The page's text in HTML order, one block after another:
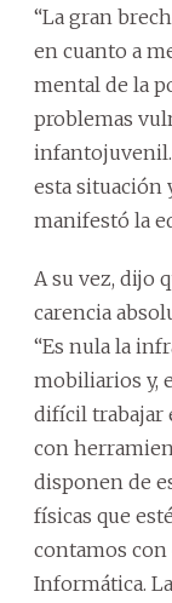
“La gran
en cuanto a
mental de la
problemas
esta situación
manifestó la
A su vez, dijo
carencia
“Es nula la
mobiliarios y,
difícil trabajar
con
disponen de
físicas que
contamos con
Informática.